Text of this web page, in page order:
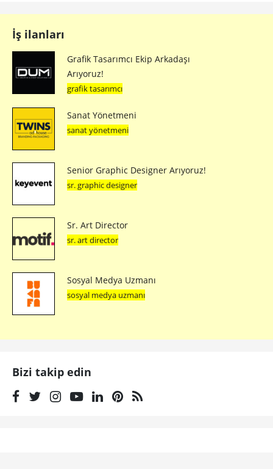
İş ilanları
Grafik Tasarımcı Ekip Arkadaşı
Arıyoruz!
grafik tasarımcı
Sanat Yönetmeni
sanat yönetmeni
Senior Graphic Designer Arıyoruz!
sr. graphic designer
Sr. Art Director
sr. art director
Sosyal Medya Uzmanı
sosyal medya uzmanı
Bizi takip edin